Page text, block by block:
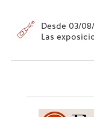
Desde 03/
Las